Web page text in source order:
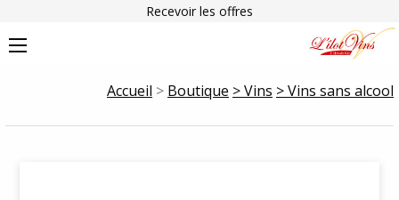
Recevoir les offres
Accueil > Boutique > Vins > Vins sans alcool